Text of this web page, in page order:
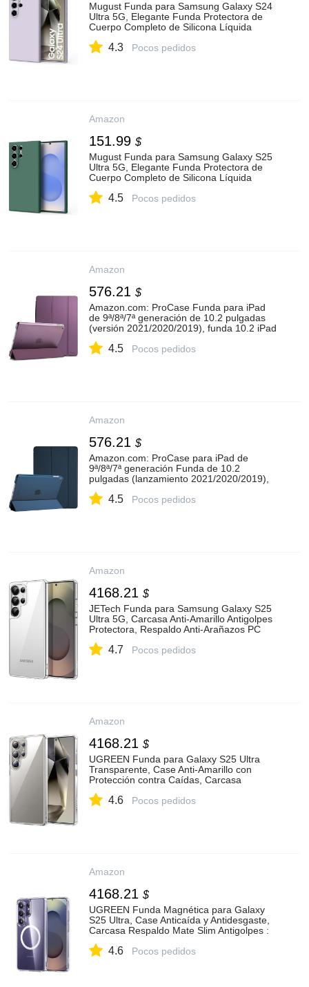
Mugust Funda para Samsung Galaxy S24
Ultra 5G, Elegante Funda Protectora de
Cuerpo Completo de Silicona Líquida
5G Funda para Teléfono (Violeta) :
4.3 Pocos pedidos
Amazon
151.99 $
Mugust Funda para Samsung Galaxy S25
Ultra 5G, Elegante Funda Protectora de
Cuerpo Completo de Silicona Líquida
5G Funda para Teléfono (Verde Oscuro) :
4.5 Pocos pedidos
Amazon
576.21 $
Amazon.com: ProCase Funda para iPad
de 9ª/8ª/7ª generación de 10.2 pulgadas
(versión 2021/2020/2019), funda 10.2 iPad
delgada con parte trasera rígida
4.5 Pocos pedidos
Amazon
576.21 $
Amazon.com: ProCase para iPad de
9ª/8ª/7ª generación Funda de 10.2
pulgadas (lanzamiento 2021/2020/2019),
generación, Funda inteligente delgada con
4.5 Pocos pedidos
Amazon
4168.21 $
JETech Funda para Samsung Galaxy S25
Ultra 5G, Carcasa Anti-Amarillo Antigolpes
Protectora, Respaldo Anti-Arañazos PC
Electrónicos
4.7 Pocos pedidos
Amazon
4168.21 $
UGREEN Funda para Galaxy S25 Ultra
Transparente, Case Anti-Amarillo con
Protección contra Caídas, Carcasa
Amazon.com.mx: Electrónicos
4.6 Pocos pedidos
Amazon
4168.21 $
UGREEN Funda Magnética para Galaxy
S25 Ultra, Case Anticaída y Antidesgaste,
Carcasa Respaldo Mate Slim Antigolpes :
4.6 Pocos pedidos